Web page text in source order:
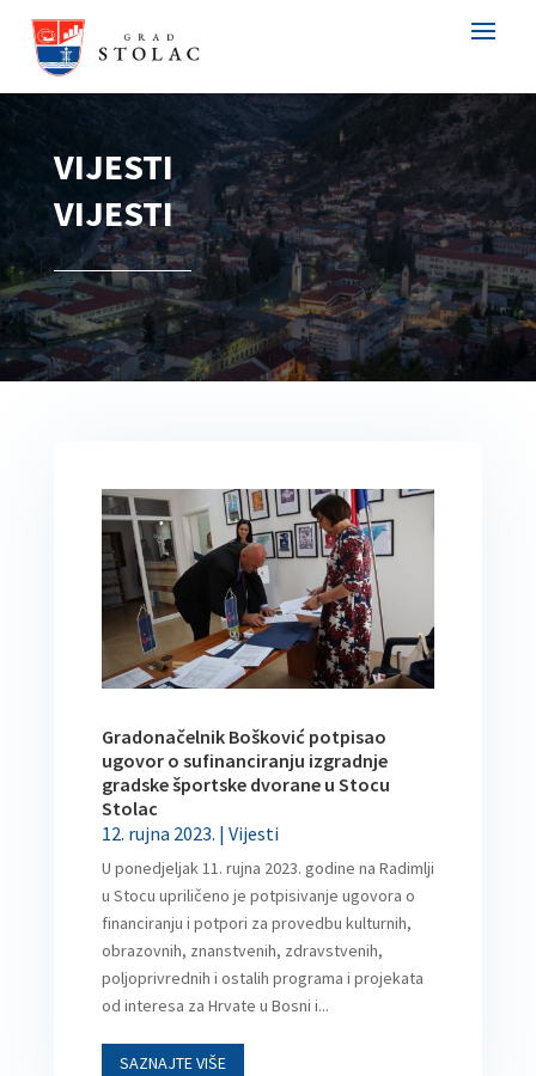
VIJESTI
VIJESTI
Gradonačelnik Bošković potpisao
ugovor o sufinanciranju izgradnje
gradske športske dvorane u Stocu
Stolac
12. rujna 2023. | Vijesti
U ponedjeljak 11. rujna 2023. godine na Radimlji
u Stocu upriličeno je potpisivanje ugovora o
financiranju i potpori za provedbu kulturnih,
obrazovnih, znanstvenih, zdravstvenih,
poljoprivrednih i ostalih programa i projekata
od interesa za Hrvate u Bosni i...
SAZNAJTE VIŠE